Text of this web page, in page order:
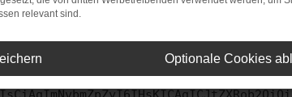
hast, kontaktiere uns bitte. Wir werden
relevant sind.
Optionale Cookies